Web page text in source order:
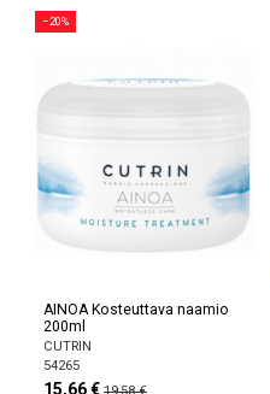
−20%
AINOA Kosteuttava naamio
200ml
CUTRIN
54265
15,66 €